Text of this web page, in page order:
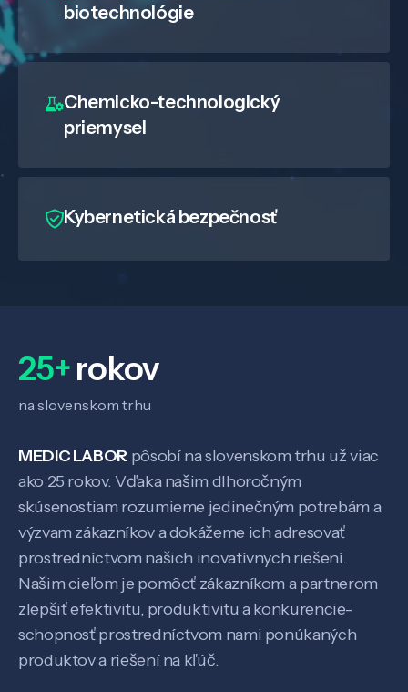
Veda a výskum
Pôsobenie
Know-how
biotechnológie
Chemicko-technologický
priemysel
Kybernetická bezpečnosť
25+rokov
na slovenskom trhu
MEDIC LABOR pôsobí na slovenskom trhu už viac
ako 25 rokov. Vďaka našim dlhoročným
skúsenostiam rozumieme jedinečným potrebám a
výzvam zákazníkov a dokážeme ich adresovať
prostredníctvom našich inovatívnych riešení.
Našim cieľom je pomôcť zákazníkom a partnerom
zlepšiť efektivitu, produktivitu a konkurencie-
schopnosť prostredníctvom nami ponúkaných
produktov a riešení na kľúč.